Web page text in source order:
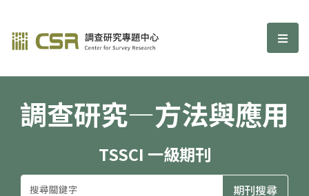
調查研究—方法與應用期刊 選
調查研究—方法與應用
TSSCI 一級期刊